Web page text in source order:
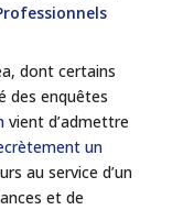
dont certains
des enquêtes
vient d’admettre
un
au service d’un
et de